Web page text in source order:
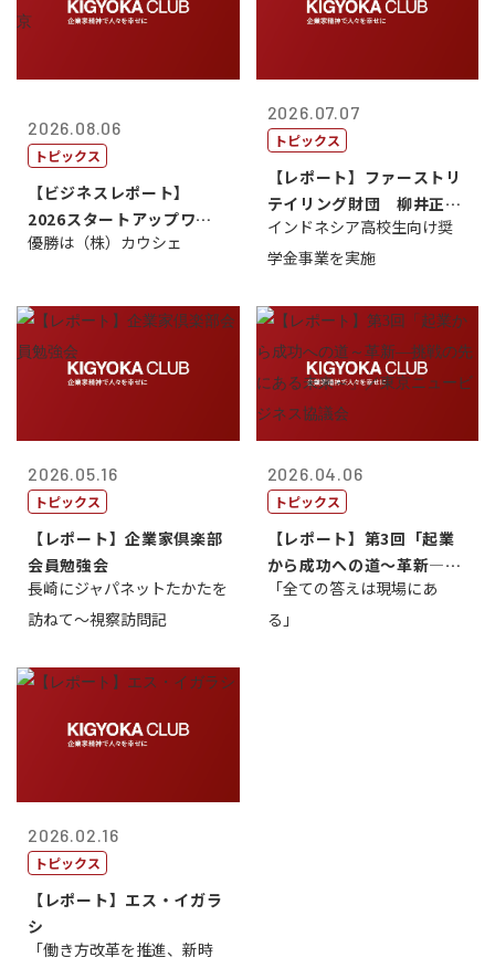
2026.08.06
トピックス
【ビジネスレポート】
2026スタートアップワー
ルドカップ東京
優勝は（株）カウシェ
2026.07.07
トピックス
【レポート】ファーストリ
テイリング財団 柳井正
理事長
インドネシア高校生向け奨
学金事業を実施
2026.05.16
トピックス
【レポート】企業家倶楽部
会員勉強会
長崎にジャパネットたかたを
訪ねて～視察訪問記
2026.04.06
トピックス
【レポート】第3回「起業
から成功への道～革新―挑
戦の先にある...
「全ての答えは現場にあ
る」
2026.02.16
トピックス
【レポート】エス・イガラ
シ
「働き方改革を推進、新時